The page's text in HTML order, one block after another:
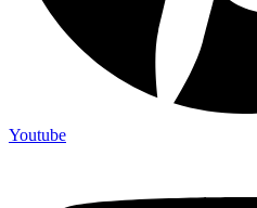
Youtube